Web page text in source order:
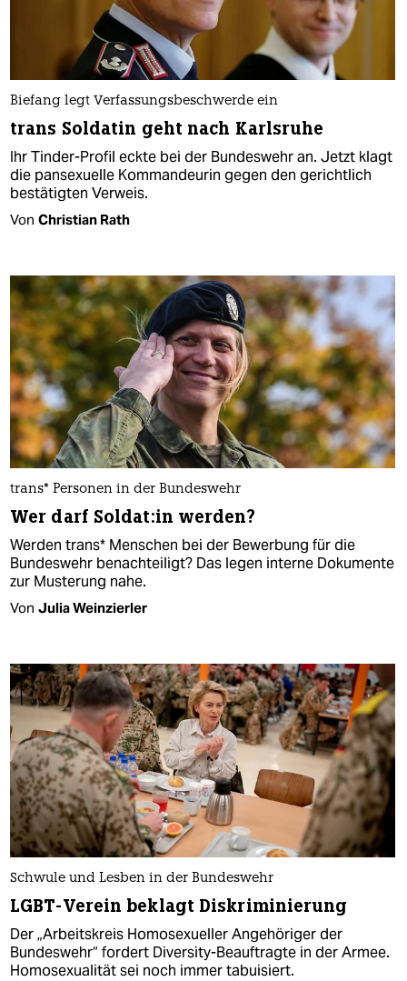
Biefang legt Verfassungsbeschwerde ein
trans Soldatin geht nach Karlsruhe
Ihr Tinder-Profil eckte bei der Bundeswehr an. Jetzt klagt
die pansexuelle Kommandeurin gegen den gerichtlich
bestätigten Verweis.
Von Christian Rath
trans* Personen in der Bundeswehr
Wer darf Sol­da­t:in werden?
Werden trans* Menschen bei der Bewerbung für die
Bundeswehr benachteiligt? Das legen interne Dokumente
zur Musterung nahe.
Von Julia Weinzierler
Schwule und Lesben in der Bundeswehr
LGBT-Verein beklagt Diskriminierung
Der „Arbeitskreis Homosexueller Angehöriger der
Bundeswehr“ fordert Diversity-Beauftragte in der Armee.
Homosexualität sei noch immer tabuisiert.